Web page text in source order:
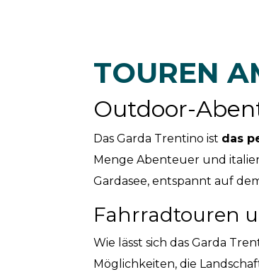
TOUREN
Outdoor-
Das Garda Trentino ist das
Menge Abenteuer und
Gardasee, entspannt auf
Fahrradtouren
Wie lässt sich das Garda
Möglichkeiten, die